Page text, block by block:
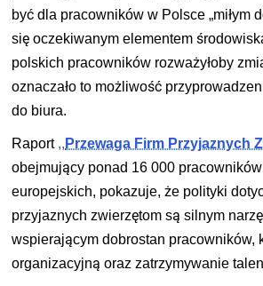
być dla pracowników w Polsce „miłym
się oczekiwanym elementem
polskich pracowników rozważyłoby
oznaczało to możliwość
do biura.
Raport ,,Przewaga Firm Przyjaznych
obejmujący ponad 16 000
europejskich, pokazuje, że polityki
przyjaznych zwierzętom są silnym
wspierającym dobrostan pracowników,
organizacyjną oraz zatrzymywanie